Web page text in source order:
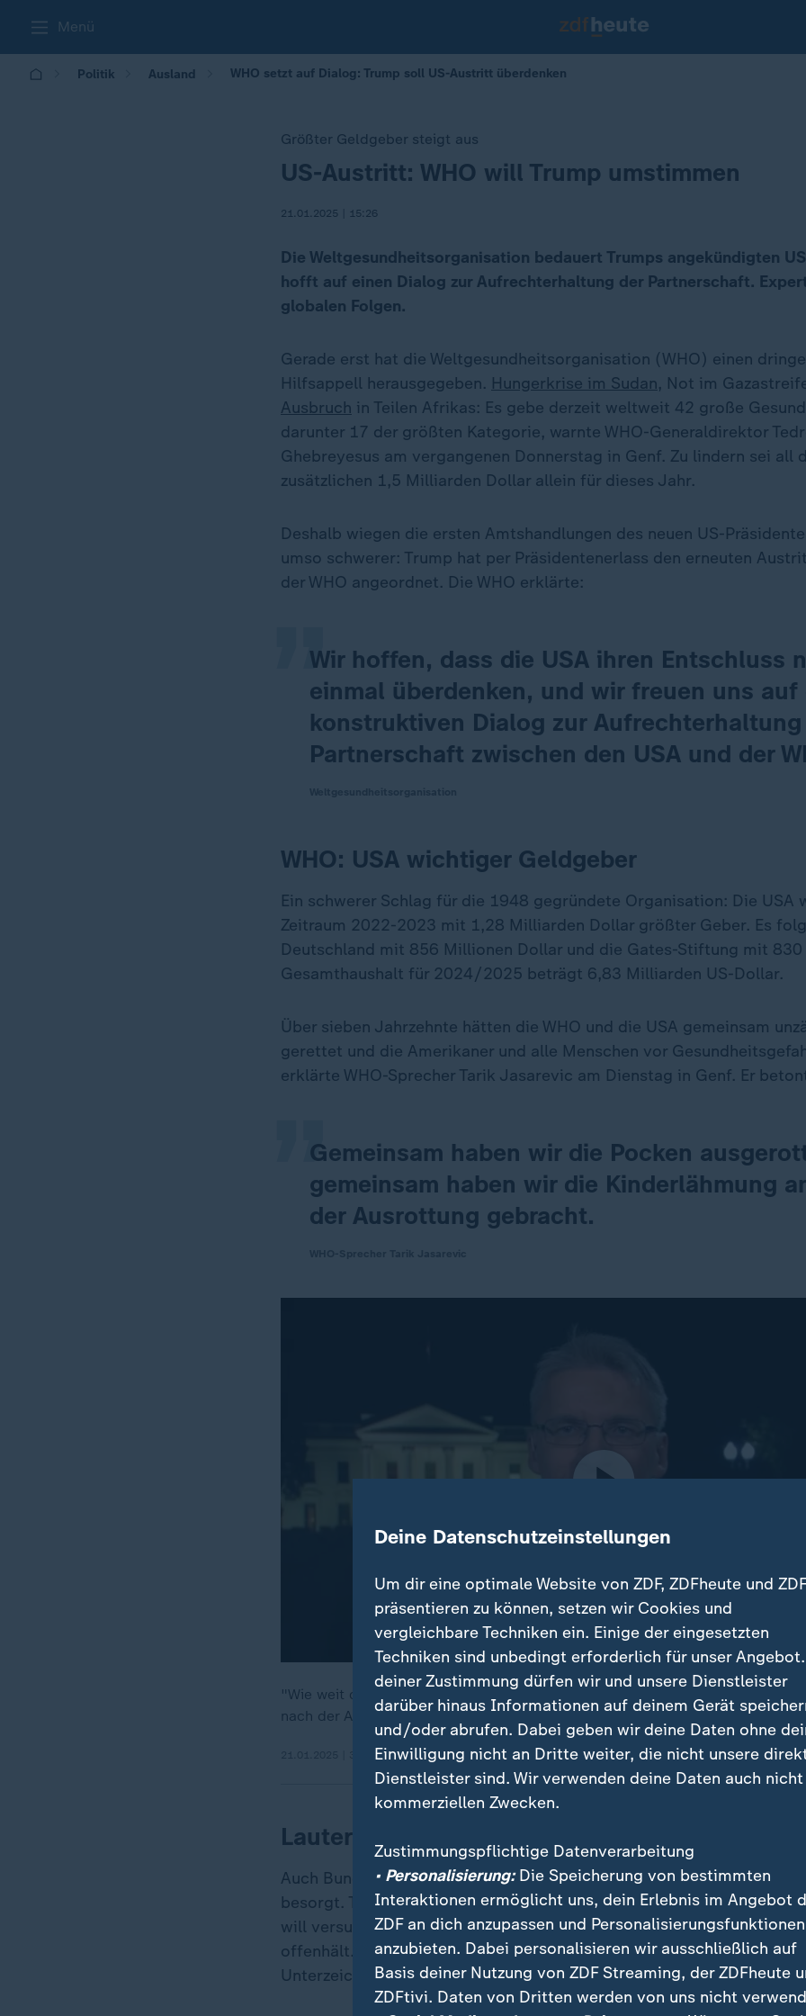
Menü
Politik Ausland WHO setzt auf Dialog: Trump soll US-Austritt überdenken
Größter Geldgeber steigt aus
:US-Austritt: WHO will Trump umstimmen
21.01.2025 | 15:26
Die Weltgesundheitsorganisation bedauert Trumps angekündigten
hofft auf einen Dialog zur Aufrechterhaltung der Partnerschaft.
globalen Folgen.
Gerade erst hat die Weltgesundheitsorganisation (WHO) einen
Hilfsappell herausgegeben. Hungerkrise im Sudan, Not im
Ausbruch in Teilen Afrikas: Es gebe derzeit weltweit 42 große
darunter 17 der größten Kategorie, warnte WHO-Generaldirektor
Ghebreyesus am vergangenen Donnerstag in Genf. Zu lindern sei all
zusätzlichen 1,5 Milliarden Dollar allein für dieses Jahr.
Deshalb wiegen die ersten Amtshandlungen des neuen US-
umso schwerer: Trump hat per Präsidentenerlass den erneuten
der WHO angeordnet. Die WHO erklärte:
Wir hoffen, dass die USA ihren Entschluss
einmal überdenken, und wir freuen uns auf
konstruktiven Dialog zur
Partnerschaft zwischen den USA und der
„
WHO: USA wichtiger Geldgeber
Ein schwerer Schlag für die 1948 gegründete Organisation: Die USA
Zeitraum 2022-2023 mit 1,28 Milliarden Dollar größter Geber. Es
Deutschland mit 856 Millionen Dollar und die Gates-Stiftung mit
Gesamthaushalt für 2024/2025 beträgt 6,83 Milliarden US-Dollar.
Über sieben Jahrzehnte hätten die WHO und die USA gemeinsam
gerettet und die Amerikaner und alle Menschen vor
erklärte WHO-Sprecher Tarik Jasarevic am Dienstag in Genf. Er
Gemeinsam haben wir die Pocken
gemeinsam haben wir die Kinderlähmung
der Ausrottung gebracht.
„
"Wie weit darf ein Präsident gehen?", fragt Elmar Theveßen, ZDF-
nach der Amtseinführung. Jedenfalls sei der neue US-Präsident willens, dies
21.01.2025 | 3:22 min
Lauterbach kritisiert Entscheidung
Auch BundesgesundheitsministerKarl Lauterbach(SPD) reagierte
besorgt. Trumps Ankündigung werde Hunderttausende
will versuchen, Trump umzustimmen. Zumal sich der US-Präsident
offenhält. "Sie wollten uns so dringend zurückhaben", erklärte er bei
Unterzeichung des Erlasses.
Deine Datenschutzeinstellungen
Um dir eine optimale Website von ZDF, ZDFheute und
präsentieren zu können, setzen wir Cookies und
vergleichbare Techniken ein. Einige der eingesetzten
Techniken sind unbedingt erforderlich für unser
deiner Zustimmung dürfen wir und unsere Dienstleister
darüber hinaus Informationen auf deinem Gerät
und/oder abrufen. Dabei geben wir deine Daten ohne
Einwilligung nicht an Dritte weiter, die nicht unsere
Dienstleister sind. Wir verwenden deine Daten auch nicht
kommerziellen Zwecken.
Zustimmungspflichtige Datenverarbeitung
• Personalisierung:Die Speicherung von bestimmten
Interaktionen ermöglicht uns, dein Erlebnis im Angebot
ZDF an dich anzupassen und Personalisierungsfunktionen
anzubieten. Dabei personalisieren wir ausschließlich auf
Basis deiner Nutzung von ZDF Streaming, der ZDFheute
ZDFtivi. Daten von Dritten werden von uns nicht